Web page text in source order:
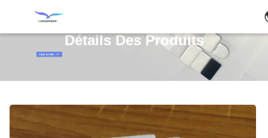
Détails Des Produits